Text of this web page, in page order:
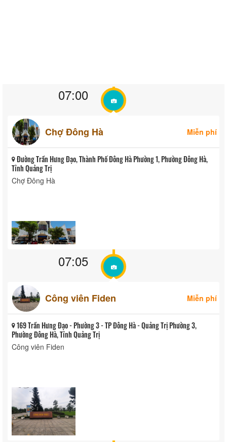
07:00
Chợ Đông Hà Miễn phí
Đường Trần Hưng Đạo, Thành Phố Đông Hà Phường 1, Phường Đông Hà,
Tỉnh Quảng Trị
Chợ Đông Hà
07:05
Công viên Fiden Miễn phí
169 Trần Hưng Đạo - Phường 3 - TP Đông Hà - Quảng Trị Phường 3,
Phường Đông Hà, Tỉnh Quảng Trị
Công viên Fiden